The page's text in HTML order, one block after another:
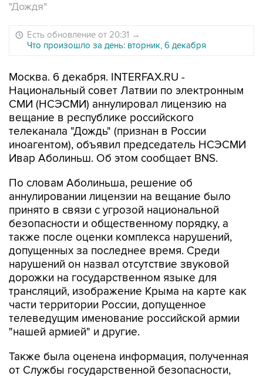
"Дождя"
Есть обновление от 20:31 →
Что произошло за день: вторник, 6 декабря
Москва. 6 декабря. INTERFAX.RU -
Национальный совет Латвии по электронным
СМИ (НСЭСМИ) аннулировал лицензию на
вещание в республике российского
телеканала "Дождь" (признан в России
иноагентом), объявил председатель НСЭСМИ
Ивар Аболиньш. Об этом сообщает BNS.
По словам Аболиньша, решение об
аннулировании лицензии на вещание было
принято в связи с угрозой национальной
безопасности и общественному порядку, а
также после оценки комплекса нарушений,
допущенных за последнее время. Среди
нарушений он назвал отсутствие звуковой
дорожки на государственном языке для
трансляций, изображение Крыма на карте как
части территории России, допущенное
телеведущим именование российской армии
"нашей армией" и другие.
Также была оценена информация, полученная
от Службы государственной безопасности,